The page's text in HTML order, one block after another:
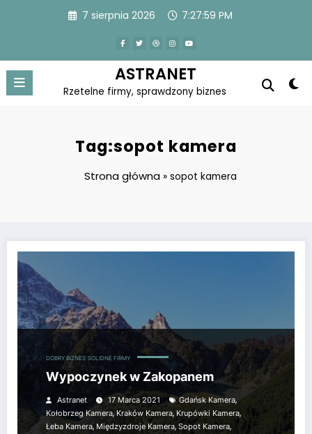
7 sierpnia 2026 7:27:59 PM
ASTRANET
Rzetelne firmy, sprawdzony biznes
Tag:sopot kamera
Strona główna »sopot kamera
Wypoczynek w Zakopanem
DOBRY BIZNES SOLIDNE FIRMY
Wypoczynek w Zakopanem
Astranet 17 Marca 2021 Gdańsk Kamera,
Kołobrzeg Kamera, Kraków Kamera, Krupówki Kamera,
Łeba Kamera, Międzyzdroje Kamera, Sopot Kamera,